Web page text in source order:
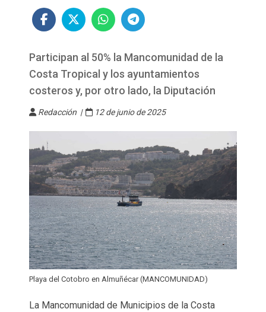
Participan al 50% la Mancomunidad de la
Costa Tropical y los ayuntamientos
costeros y, por otro lado, la Diputación
Redacción | 12 de junio de 2025
Playa del Cotobro en Almuñécar (MANCOMUNIDAD)
La Mancomunidad de Municipios de la Costa